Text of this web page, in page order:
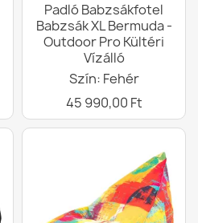
Padló Babzsákfotel
Babzsák XL Bermuda -
Outdoor Pro Kültéri
Vízálló
Szín: Fehér
45 990,00 Ft